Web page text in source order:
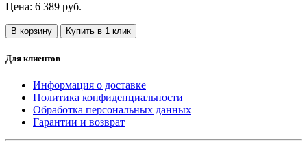
Цена: 6 389 руб.
В корзину Купить в 1 клик
Для клиентов
Информация о доставке
Политика конфиденциальности
Обработка персональных данных
Гарантии и возврат